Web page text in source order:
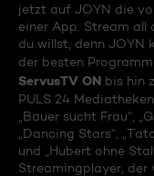
jetzt auf JOYN die
einer App. Stream all
du willst, denn
der besten
ServusTV ON bis hin
PULS 24
„Bauer sucht Frau“,
„Dancing Stars“,
und „Hubert ohne
Streamingplayer, der